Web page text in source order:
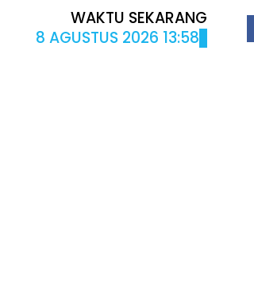
WAKTU SEKARANG
8 AGUSTUS 2026 13:58